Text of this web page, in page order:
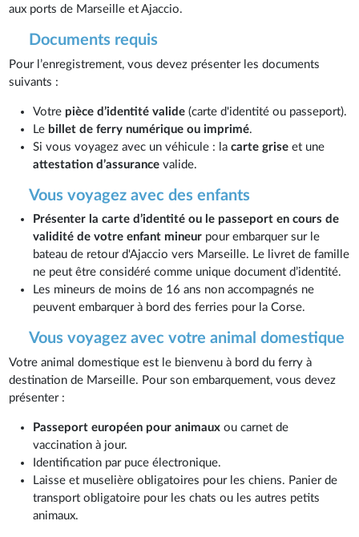
aux ports de Marseille et Ajaccio.
Documents requis
Pour l’enregistrement, vous devez présenter les documents
suivants :
Votre pièce d’identité valide (carte d'identité ou passeport).
Le billet de ferry numérique ou imprimé.
Si vous voyagez avec un véhicule : lacarte griseet une
attestation d’assurance valide.
Vous voyagez avec des enfants
Présenter la carte d’identité ou le passeport en cours de
validité de votre enfant mineur pour embarquer sur le
bateau de retour d'Ajaccio vers Marseille. Le livret de famille
ne peut être considéré comme unique document d’identité.
Les mineurs de moins de 16 ans non accompagnés ne
peuvent embarquer à bord des ferries pour la Corse.
Vous voyagez avec votre animal domestique
Votre animal domestique est le bienvenu à bord du ferry à
destination de Marseille. Pour son embarquement, vous devez
présenter :
Passeport européen pour animauxou carnet de
vaccination à jour.
Identification par puce électronique.
Laisse et muselière obligatoires pour les chiens. Panier de
transport obligatoire pour les chats ou les autres petits
animaux.